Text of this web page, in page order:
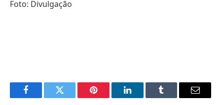
Foto: Divulgação
FacebookTwitter Pinterest LinkedInTumblr Email